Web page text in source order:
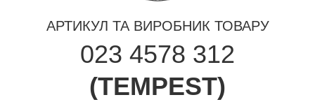
АРТИКУЛ ТА ВИРОБНИК ТОВАРУ
023 4578 312
(TEMPEST)